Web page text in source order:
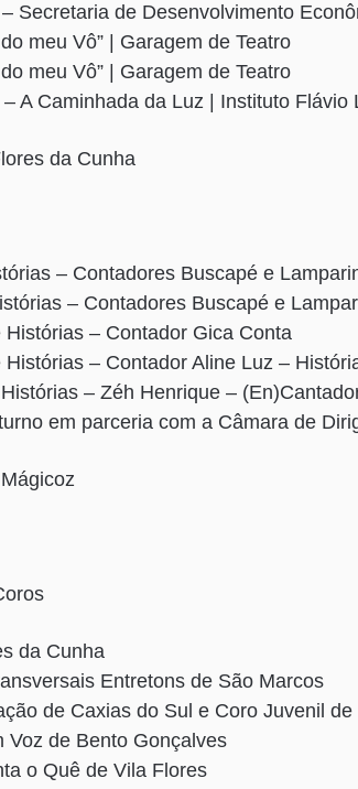
Secretaria de Desenvolvimento
meu Vô” | Garagem de Teatro
meu Vô” | Garagem de Teatro
A Caminhada da Luz | Instituto Flávio
da Cunha
– Contadores Buscapé e
– Contadores Buscapé e
– Contador Gica Conta
– Contador Aline Luz –
– Zéh Henrique –
em parceria com a Câmara de
da Cunha
Entretons de São Marcos
de Caxias do Sul e Coro Juvenil
Voz de Bento Gonçalves
o Quê de Vila Flores